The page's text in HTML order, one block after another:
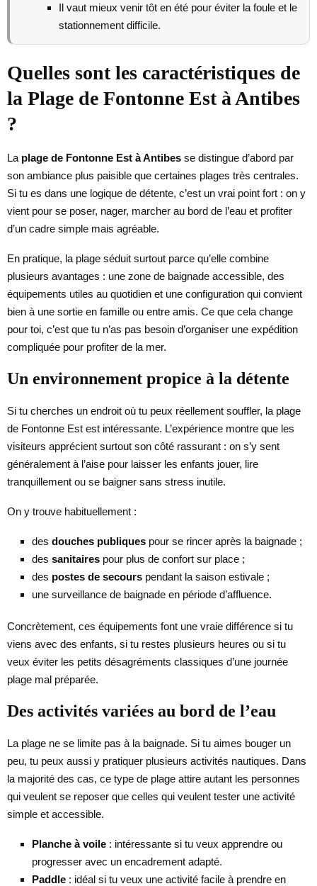
Il vaut mieux venir tôt en été pour éviter la foule et le
stationnement difficile.
Quelles sont les caractéristiques de
la Plage de Fontonne Est à Antibes
?
La plage de Fontonne Est à Antibes se distingue d’abord par
son ambiance plus paisible que certaines plages très centrales.
Si tu es dans une logique de détente, c’est un vrai point fort : on y
vient pour se poser, nager, marcher au bord de l’eau et profiter
d’un cadre simple mais agréable.
En pratique, la plage séduit surtout parce qu’elle combine
plusieurs avantages : une zone de baignade accessible, des
équipements utiles au quotidien et une configuration qui convient
bien à une sortie en famille ou entre amis. Ce que cela change
pour toi, c’est que tu n’as pas besoin d’organiser une expédition
compliquée pour profiter de la mer.
Un environnement propice à la détente
Si tu cherches un endroit où tu peux réellement souffler, la plage
de Fontonne Est est intéressante. L’expérience montre que les
visiteurs apprécient surtout son côté rassurant : on s’y sent
généralement à l’aise pour laisser les enfants jouer, lire
tranquillement ou se baigner sans stress inutile.
On y trouve habituellement :
des douches publiques pour se rincer après la baignade ;
des sanitaires pour plus de confort sur place ;
des postes de secours pendant la saison estivale ;
une surveillance de baignade en période d’affluence.
Concrètement, ces équipements font une vraie différence si tu
viens avec des enfants, si tu restes plusieurs heures ou si tu
veux éviter les petits désagréments classiques d’une journée
plage mal préparée.
Des activités variées au bord de l’eau
La plage ne se limite pas à la baignade. Si tu aimes bouger un
peu, tu peux aussi y pratiquer plusieurs activités nautiques. Dans
la majorité des cas, ce type de plage attire autant les personnes
qui veulent se reposer que celles qui veulent tester une activité
simple et accessible.
Planche à voile : intéressante si tu veux apprendre ou
progresser avec un encadrement adapté.
Paddle : idéal si tu veux une activité facile à prendre en